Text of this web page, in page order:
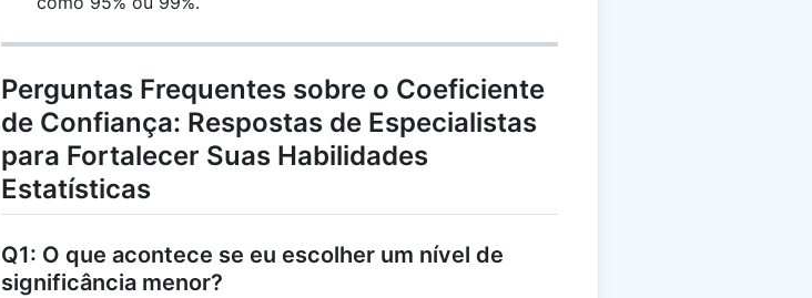
Perguntas Frequentes sobre o Coeficiente
de Confiança: Respostas de Especialistas
para Fortalecer Suas Habilidades
Estatísticas
Q1: O que acontece se eu escolher um nível de
significância menor?